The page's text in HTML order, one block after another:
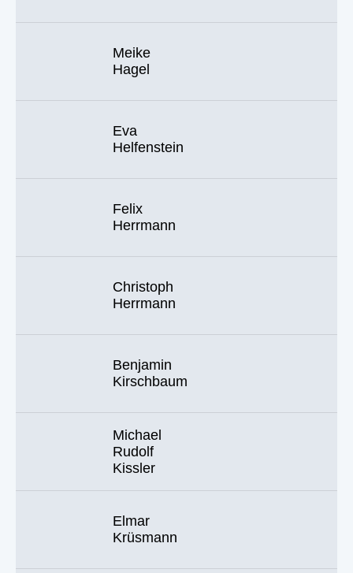
Meike
Hagel
Eva
Helfenstein
Felix
Herrmann
Christoph
Herrmann
Benjamin
Kirschbaum
Michael
Rudolf
Kissler
Elmar
Krüsmann